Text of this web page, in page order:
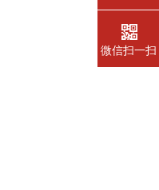
微信扫一扫